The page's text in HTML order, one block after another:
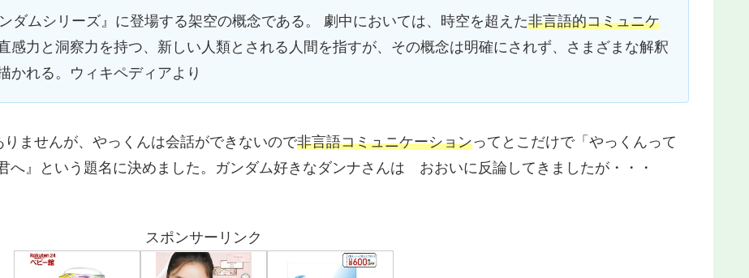
ダムシリーズ』に登場する架空の概念である。 劇中においては、時空を超えた非言語的コミュニケ
感力と洞察力を持つ、新しい人類とされる人間を指すが、その概念は明確にされず、さまざまな解釈
かれる。ウィキペディアより
せんが、やっくんは会話ができないので非言語コミュニケーションってとこだけで「やっくんって
』という題名に決めました。ガンダム好きなダンナさんは おおいに反論してきましたが・・・
スポンサーリンク